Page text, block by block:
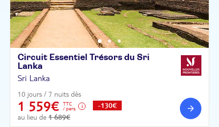
Circuit Essentiel Trésors du Sri
Lanka
Sri Lanka
10 jours / 7 nuits dès
1 559€
TTC
/ pers.
au lieu de 1 689€
-130€